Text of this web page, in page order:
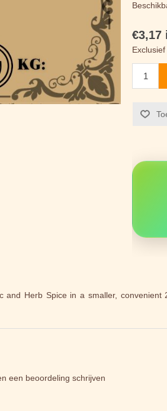
€3,17
and Herb Spice in a smaller,
een beoordeling schrijven